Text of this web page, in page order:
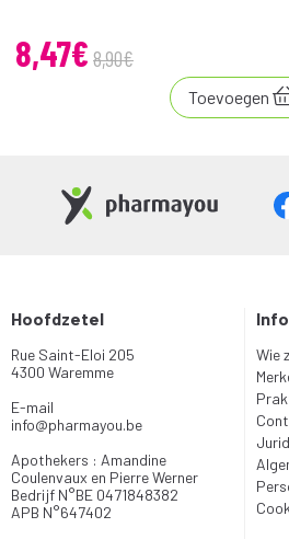
8,47€ 8,90€
Toevoegen
Hoofdzetel
Rue Saint-Eloi 205
4300 Waremme
E-mail
info@pharmayou.be
Apothekers : Amandine
Coulenvaux en Pierre Werner
Bedrijf N°BE 0471848382
APB N°647402
Wie